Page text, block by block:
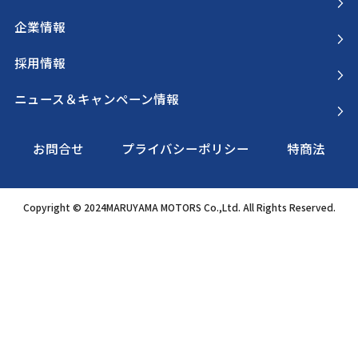
企業情報
採用情報
ニュース＆キャンペーン情報
お問合せ プライバシーポリシー 特商法
Copyright © 2024MARUYAMA MOTORS Co.,Ltd. All Rights Reserved.